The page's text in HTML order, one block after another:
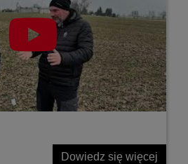
Dowiedz się więcej